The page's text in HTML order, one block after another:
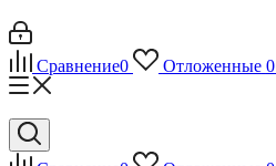
Сравнение0 Отложенные 0